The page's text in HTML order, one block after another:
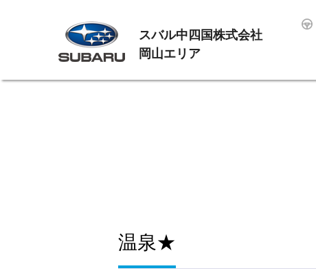
スバル中四国株式会社
岡山エリア
温泉★